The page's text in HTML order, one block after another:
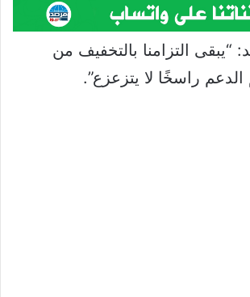
“يبقى التزامنا بالتخفيف من
الدعم راسخًا لا يتزعزع”.